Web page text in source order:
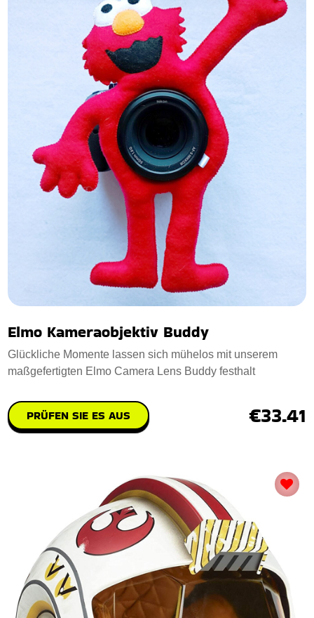
Elmo Kameraobjektiv Buddy
Glückliche Momente lassen sich mühelos mit unserem
maßgefertigten Elmo Camera Lens Buddy festhalt
PRÜFEN SIE ES AUS €33.41